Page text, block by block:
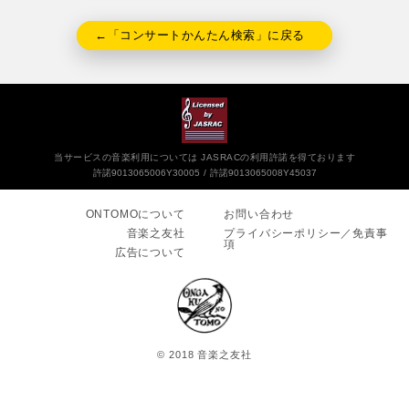
←「コンサートかんたん検索」に戻る
当サービスの音楽利用については JASRACの利用許諾を得ております
許諾9013065006Y30005
許諾9013065008Y45037
ONTOMOについて
音楽之友社
広告について
お問い合わせ
プライバシーポリシー／免責事
項
© 2018 音楽之友社